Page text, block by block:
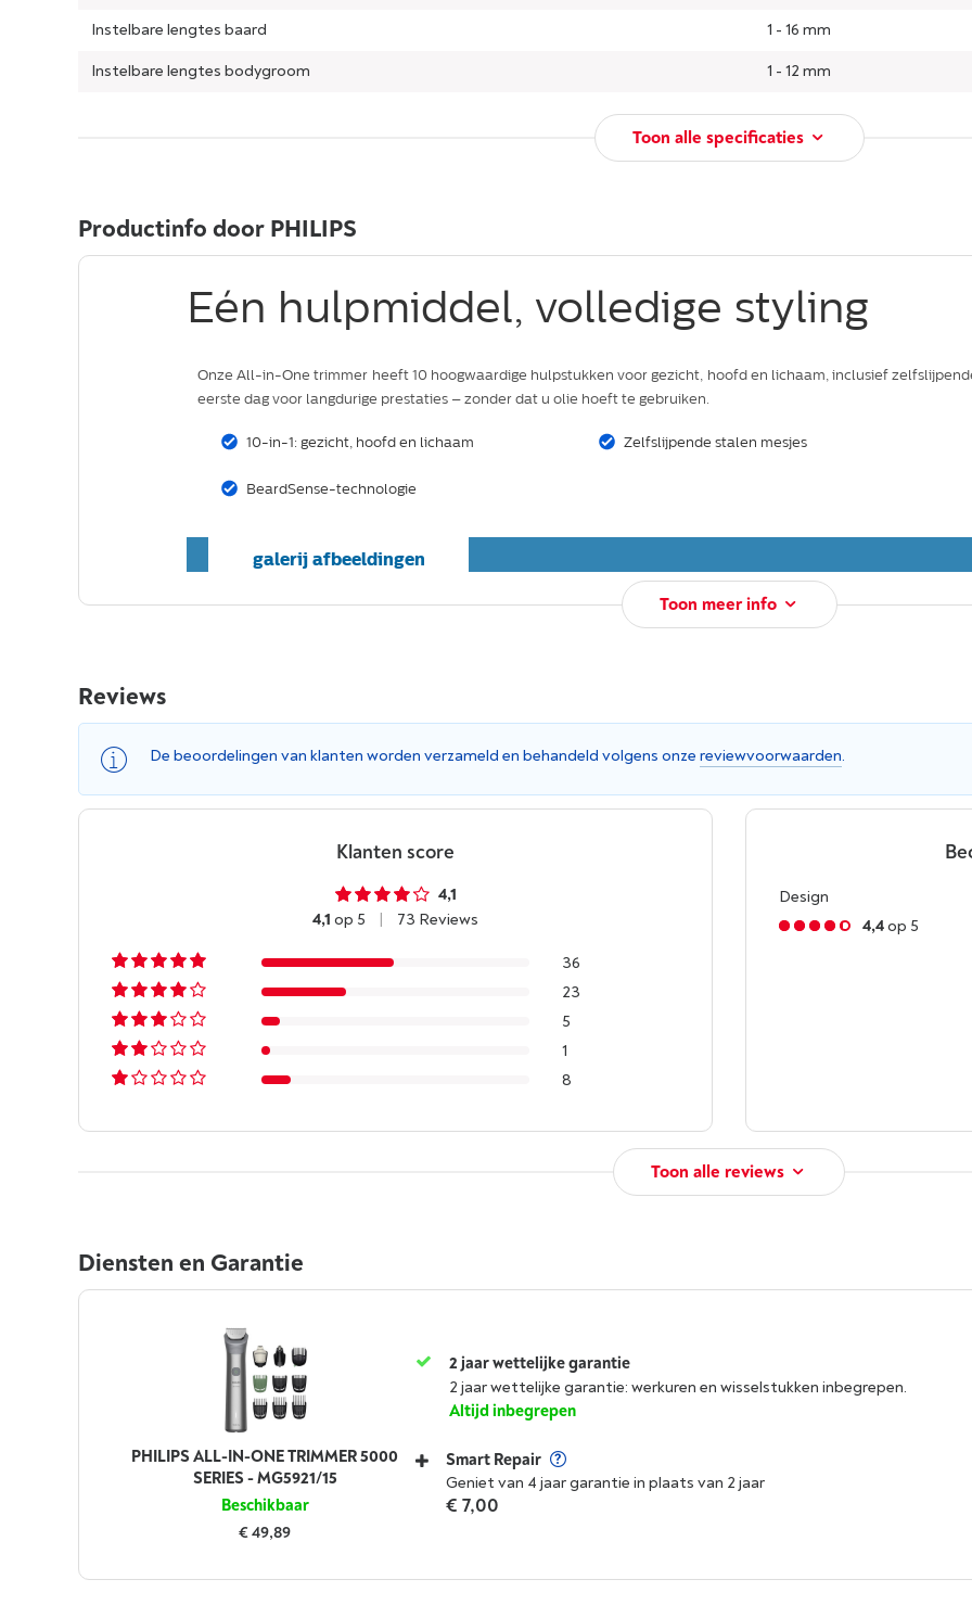
Instelbare lengtes baard
1 - 16 mm
Instelbare lengtes bodygroom
1 - 12 mm
Toon alle specificaties
Productinfo door PHILIPS
Eén hulpmiddel, volledige styling
Onze All-in-One trimmer heeft 10 hoogwaardige hulpstukken voor gezicht, hoofd en lichaam, inclusief
eerste dag voor langdurige prestaties ­– zonder dat u olie hoeft te gebruiken.
10-in-1: gezicht, hoofd en lichaam Zelfslijpende stalen mesjes
BeardSense-technologie
galerij afbeeldingen
Functies
Toon meer info
Reviews
De beoordelingen van klanten worden verzameld en behandeld volgens onze reviewvoorwaarden.
Klanten score
4,1
4,1 op 5 | 73 Reviews
36
23
5
1
8
Design
4,4op 5
Toon alle reviews
Diensten en Garantie
PHILIPS ALL-IN-ONE TRIMMER 5000
SERIES - MG5921/15
Beschikbaar
€ 49,89
2 jaar wettelijke garantie
2 jaar wettelijke garantie: werkuren en wisselstukken inbegrepen.
Altijd inbegrepen
Smart Repair
Geniet van 4 jaar garantie in plaats van 2 jaar
€ 7,00